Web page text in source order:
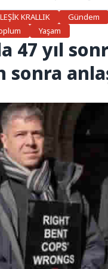
KRALLIK Gündem
Yaşam
47 yıl